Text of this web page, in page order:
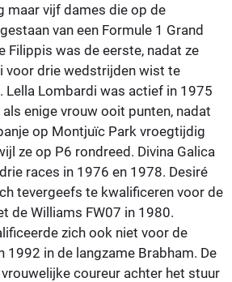
maar vijf dames die op de
van een Formule 1 Grand
Filippis was de eerste, nadat ze
voor drie wedstrijden wist te
Lella Lombardi was actief in 1975
enige vrouw ooit punten, nadat
op Montjuïc Park vroegtijdig
ze op P6 rondreed. Divina Galica
races in 1976 en 1978. Desiré
tevergeefs te kwalificeren voor de
de Williams FW07 in 1980.
zich ook niet voor de
1992 in de langzame Brabham. De
coureur achter het stuur